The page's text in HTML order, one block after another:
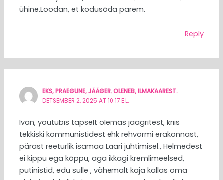
ühine.Loodan, et kodusõda parem.
Reply
EKS, PRAEGUNE, JÄÄGER, OLENEB, ILMAKAAREST.
DETSEMBER 2, 2025 AT 10:17 E.L.
Ivan, youtubis täpselt olemas jäägritest, kriis
tekkiski kommunistidest ehk rehvormi erakonnast,
pärast reeturlik isamaa Laari juhtimisel., Helmedest
ei kippu ega kõppu, aga ikkagi kremlimeelsed,
putinistid, edu sulle , vähemalt kaja kallas oma